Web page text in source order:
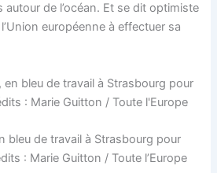
autour de l’océan. Et se dit optimiste
européenne à effectuer sa
bleu de travail à Strasbourg pour
: Marie Guitton / Toute l’Europe